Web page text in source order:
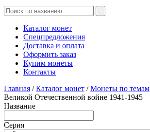
Каталог монет
Спецпредложения
Доставка и оплата
Оформить заказ
Купим монеты
Контакты
Главная /Каталог монет /Монеты по темам
Великой Отечественной войне 1941-1945
Название
Серия